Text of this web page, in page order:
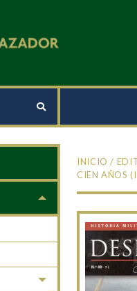
INICIO /
CIEN AÑOS